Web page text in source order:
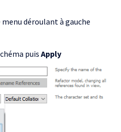
déroulant à gauche
puisApply